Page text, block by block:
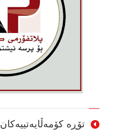
تۆڕە کۆمەڵایەتییەکان